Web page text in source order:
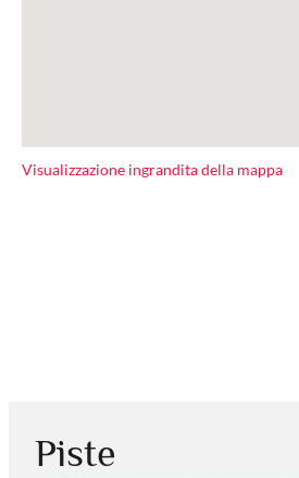
Visualizzazione ingrandita della mappa
Piste